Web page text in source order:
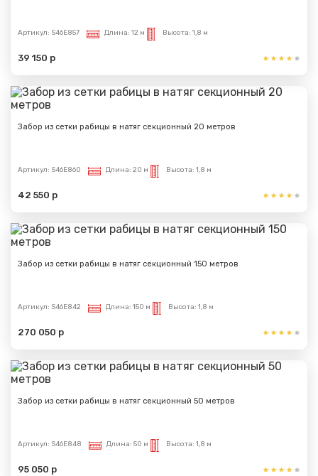
Артикул: S46E857 Длина: 12 м Высота: 1,8 м
39 150 р
Забор из сетки рабицы в натяг секционный 20 метров
Артикул: S46E860 Длина: 20 м Высота: 1,8 м
42 550 р
Забор из сетки рабицы в натяг секционный 150 метров
Артикул: S46E842 Длина: 150 м Высота: 1,8 м
270 050 р
Забор из сетки рабицы в натяг секционный 50 метров
Артикул: S46E848 Длина: 50 м Высота: 1,8 м
95 050 р
Сообщение успешно
отправлено
Вами.